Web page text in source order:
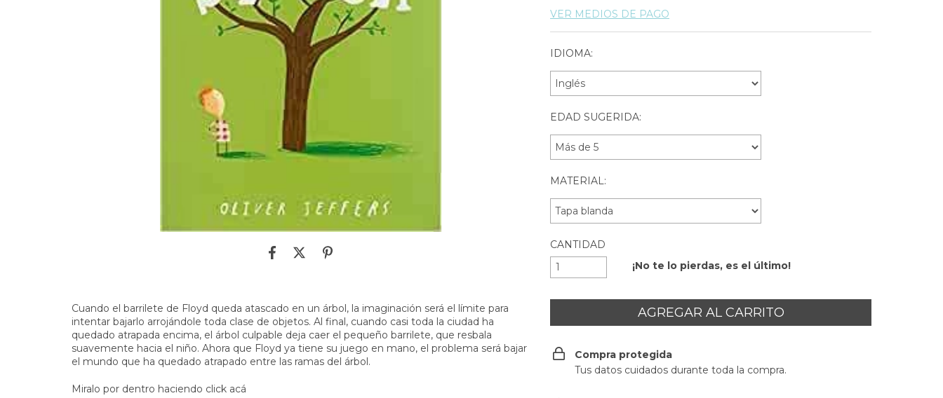
Cuando el barrilete de Floyd queda atascado en un árbol, la imaginación será el límite para
intentar bajarlo arrojándole toda clase de objetos. Al final, cuando casi toda la ciudad ha
quedado atrapada encima, el árbol culpable deja caer el pequeño barrilete, que resbala
suavemente hacia el niño. Ahora que Floyd ya tiene su juego en mano, el problema será bajar
el mundo que ha quedado atrapado entre las ramas del árbol.
Miralo por dentro haciendo click acá
VER MEDIOS DE PAGO
IDIOMA:
EDAD SUGERIDA:
MATERIAL:
CANTIDAD
¡No te lo pierdas, es el último!
Compra protegida
Tus datos cuidados durante toda la compra.